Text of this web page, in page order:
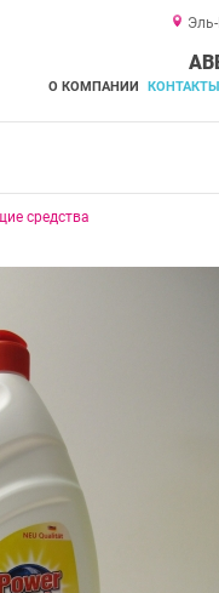
О КОМПАНИИ КОНТАКТЫ
средства